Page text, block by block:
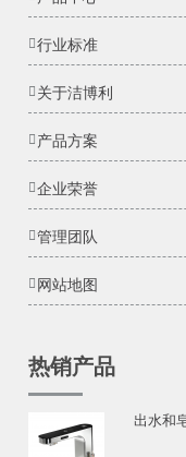
行业标准
关于洁博利
产品方案
企业荣誉
管理团队
网站地图
热销产品
出水和